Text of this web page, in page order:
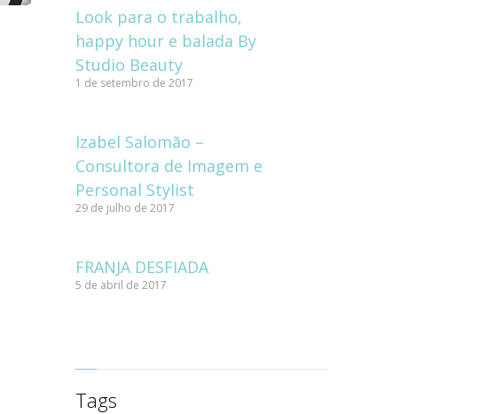
Look para o trabalho,
happy hour e balada By
Studio Beauty
1 de setembro de 2017
Izabel Salomão –
Consultora de Imagem e
Personal Stylist
29 de julho de 2017
FRANJA DESFIADA
5 de abril de 2017
Tags